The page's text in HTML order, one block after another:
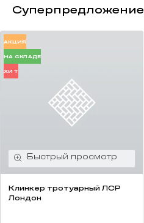
Суперпредложение
АКЦИЯ
НА СКЛАДЕ
ХИТ
Клинкер тротуарный ЛСР
Лондон